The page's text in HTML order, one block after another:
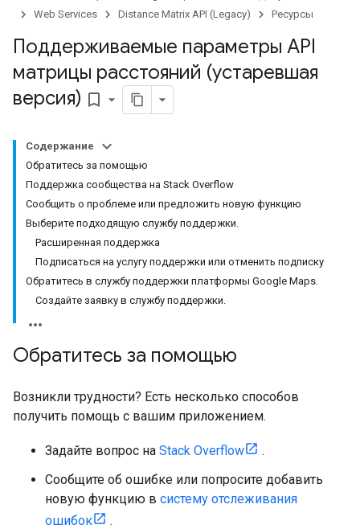
Web Services
Distance Matrix API (Legacy) Ресурсы
Поддерживаемые параметры API
матрицы расстояний (устаревшая
версия) bookmark_border
Содержание
Обратитесь за помощью
Поддержка сообщества на Stack Overflow
Сообщить о проблеме или предложить новую функцию
Выберите подходящую службу поддержки.
Расширенная поддержка
Подписаться на услугу поддержки или отменить подписку
Обратитесь в службу поддержки платформы Google Maps.
Создайте заявку в службу поддержки.
Обратитесь за помощью
Возникли трудности? Есть несколько способов
получить помощь с вашим приложением.
Задайте вопрос на Stack Overflow
.
Сообщите об ошибке или попросите добавить
новую функцию в систему отслеживания
ошибок
.